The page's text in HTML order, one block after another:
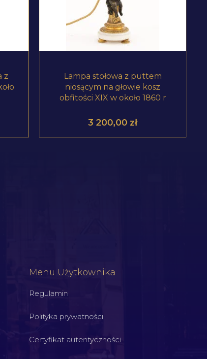
z
ZOBACZ PRODUKT
Lampa stołowa z puttem
niosącym na głowie kosz
obfitości XIX w około 1860 r
3 200,00 zł
Menu Użytkownika
Regulamin
Polityka prywatności
Certyfikat autentyczności